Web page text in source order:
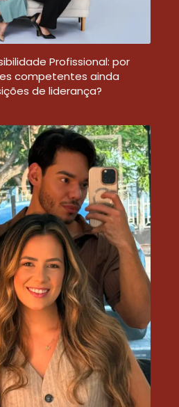
Profissional: por
competentes ainda
de liderança?